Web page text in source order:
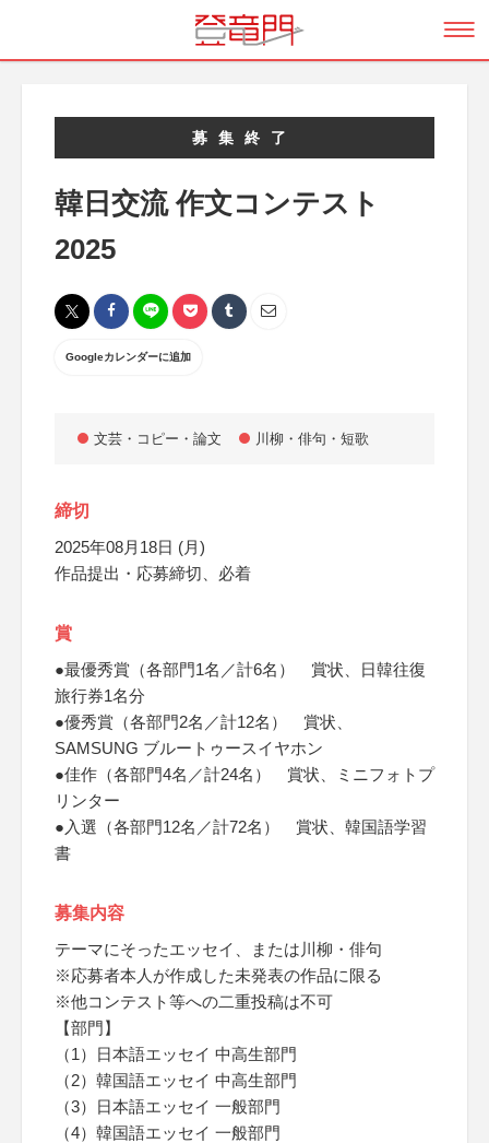
募集終了
韓日交流 作文コンテスト
2025
Googleカレンダーに追加
文芸・コピー・論文 川柳・俳句・短歌
締切
2025年08月18日 (月)
作品提出・応募締切、必着
賞
●最優秀賞（各部門1名／計6名） 賞状、日韓往復
旅行券1名分
●優秀賞（各部門2名／計12名） 賞状、
SAMSUNG ブルートゥースイヤホン
●佳作（各部門4名／計24名） 賞状、ミニフォトプ
リンター
●入選（各部門12名／計72名） 賞状、韓国語学習
書
募集内容
テーマにそったエッセイ、または川柳・俳句
※応募者本人が作成した未発表の作品に限る
※他コンテスト等への二重投稿は不可
【部門】
（1）日本語エッセイ 中高生部門
（2）韓国語エッセイ 中高生部門
（3）日本語エッセイ 一般部門
（4）韓国語エッセイ 一般部門